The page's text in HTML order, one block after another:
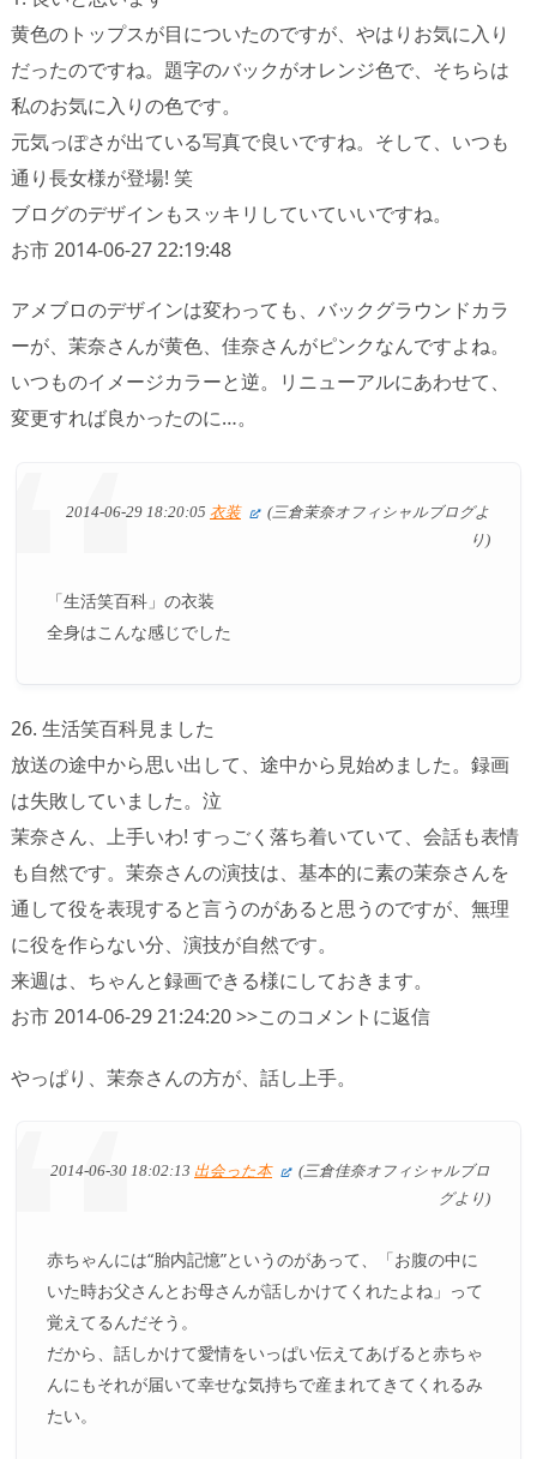
黄色のトップスが目についたのですが、やはりお気に入り
だったのですね。題字のバックがオレンジ色で、そちらは
私のお気に入りの色です。
元気っぽさが出ている写真で良いですね。そして、いつも
通り長女様が登場! 笑
ブログのデザインもスッキリしていていいですね。
お市 2014-06-27 22:19:48
アメブロのデザインは変わっても、バックグラウンドカラ
ーが、茉奈さんが黄色、佳奈さんがピンクなんですよね。
いつものイメージカラーと逆。リニューアルにあわせて、
変更すれば良かったのに…。
2014-06-29 18:20:05 衣装
(三倉茉奈オフィシャルブログよ
り)
「生活笑百科」の衣装
全身はこんな感じでした
26. 生活笑百科見ました
放送の途中から思い出して、途中から見始めました。録画
は失敗していました。泣
茉奈さん、上手いわ! すっごく落ち着いていて、会話も表情
も自然です。茉奈さんの演技は、基本的に素の茉奈さんを
通して役を表現すると言うのがあると思うのですが、無理
に役を作らない分、演技が自然です。
来週は、ちゃんと録画できる様にしておきます。
お市 2014-06-29 21:24:20 >>このコメントに返信
やっぱり、茉奈さんの方が、話し上手。
2014-06-30 18:02:13 出会った本
(三倉佳奈オフィシャルブロ
グより)
赤ちゃんには“胎内記憶”というのがあって、「お腹の中に
いた時お父さんとお母さんが話しかけてくれたよね」って
覚えてるんだそう。
だから、話しかけて愛情をいっぱい伝えてあげると赤ちゃ
んにもそれが届いて幸せな気持ちで産まれてきてくれるみ
たい。